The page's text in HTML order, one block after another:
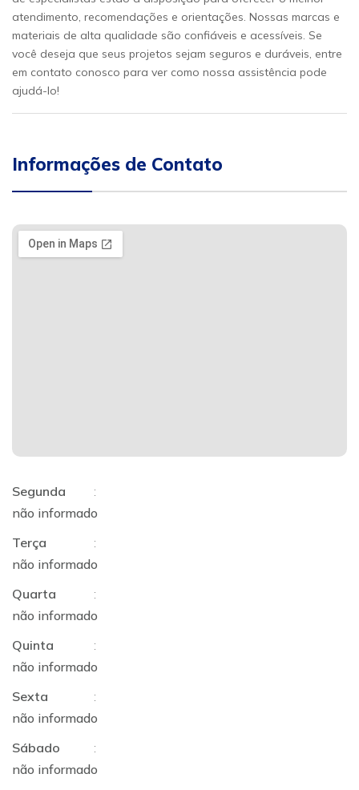
atendimento, recomendações e orientações. Nossas marcas e
materiais de alta qualidade são confiáveis e acessíveis. Se
você deseja que seus projetos sejam seguros e duráveis, entre
em contato conosco para ver como nossa assistência pode
ajudá-lo!
Informações de Contato
Segunda
:
não informado
Terça
:
não informado
Quarta
:
não informado
Quinta
:
não informado
Sexta
:
não informado
Sábado
:
não informado